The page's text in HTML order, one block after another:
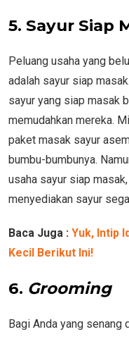
5. Sayur Siap
Peluang usaha yang
adalah sayur siap
sayur yang siap masak
memudahkan mereka.
paket masak sayur
bumbu-bumbunya.
usaha sayur siap
menyediakan sayur
Baca Juga : Yuk, Intip
Kecil Berikut Ini!
6. Grooming
Bagi Anda yang senang